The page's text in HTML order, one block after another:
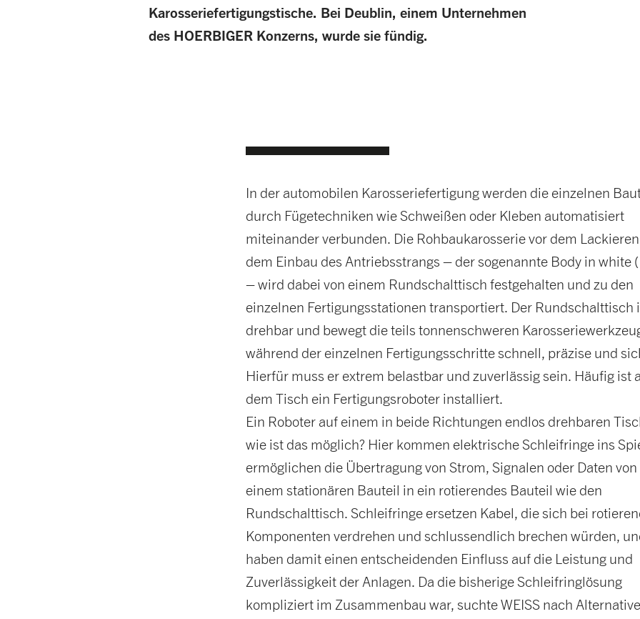
Karosseriefertigungstische. Bei Deublin, einem Unternehmen
des HOERBIGER Konzerns, wurde sie fündig.
In der automobilen Karosseriefertigung werden die einzelnen
durch Fügetechniken wie Schweißen oder Kleben automatisiert
miteinander verbunden. Die Rohbaukarosserie vor dem
dem Einbau des Antriebsstrangs – der sogenannte Body in white
– wird dabei von einem Rundschalttisch festgehalten und zu den
einzelnen Fertigungsstationen transportiert. Der Rundschalttisch
drehbar und bewegt die teils tonnenschweren
während der einzelnen Fertigungsschritte schnell, präzise und
Hierfür muss er extrem belastbar und zuverlässig sein. Häufig ist
dem Tisch ein Fertigungsroboter installiert.
Ein Roboter auf einem in beide Richtungen endlos drehbaren
wie ist das möglich? Hier kommen elektrische Schleifringe ins
ermöglichen die Übertragung von Strom, Signalen oder Daten von
einem stationären Bauteil in ein rotierendes Bauteil wie den
Rundschalttisch. Schleifringe ersetzen Kabel, die sich bei
Komponenten verdrehen und schlussendlich brechen würden,
haben damit einen entscheidenden Einfluss auf die Leistung und
Zuverlässigkeit der Anlagen. Da die bisherige Schleifringlösung
kompliziert im Zusammenbau war, suchte WEISS nach